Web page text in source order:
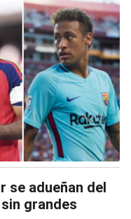
se adueñan del
grandes